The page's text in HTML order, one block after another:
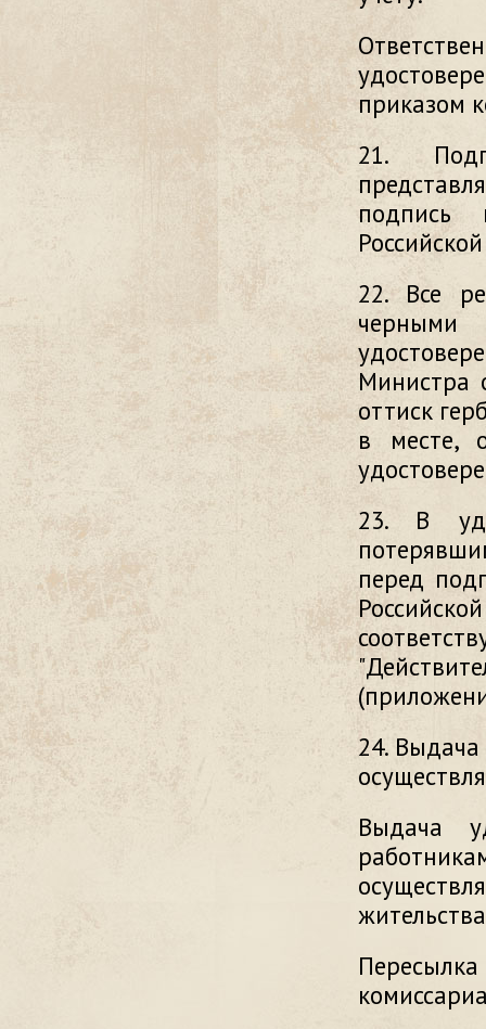
приказом
21.
подпись
22. Все
черными
Министра
оттиск
в месте,
23. В
перед
24.
Выдача